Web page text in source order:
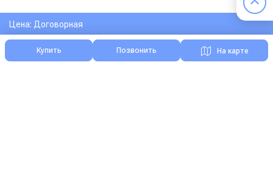
Цена: Договорная
Купить Позвонить На карте